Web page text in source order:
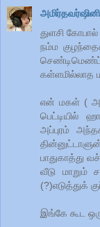
துளசி கோபால்
நம்ம
செண்டிமெண்ட்
கள்ளமில்லாத
என் மகள் (
பெட்டியில்
அப்புரம்
பாதுகாத்து
வீடு மாறும்
(?)எடுத்துக்
இங்கே கூட